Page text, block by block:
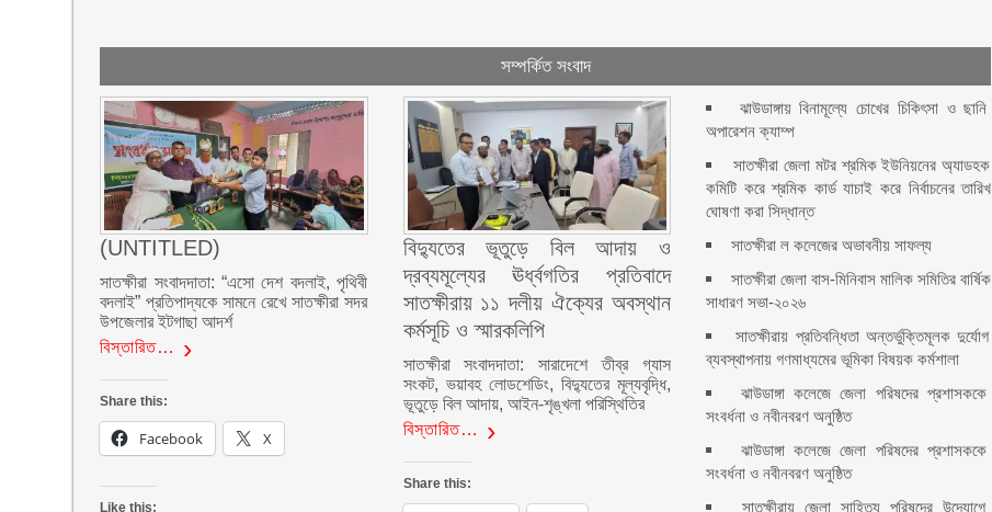
সম্পর্কিত সংবাদ
(UNTITLED)
সাতক্ষীরা সংবাদদাতা: “এসো দেশ বদলাই, পৃথিবী
বদলাই” প্রতিপাদ্যকে সামনে রেখে সাতক্ষীরা সদর
উপজেলার ইটগাছা আদর্শ
বিস্তারিত…
Share this:
Facebook X
Like this:
বিদ্যুতের ভূতুড়ে বিল আদায় ও
দ্রব্যমূল্যের ঊর্ধ্বগতির প্রতিবাদে
সাতক্ষীরায় ১১ দলীয় ঐক্যের অবস্থান
কর্মসূচি ও স্মারকলিপি
সাতক্ষীরা সংবাদদাতা: সারাদেশে তীব্র গ্যাস
সংকট, ভয়াবহ লোডশেডিং, বিদ্যুতের মূল্যবৃদ্ধি,
ভূতুড়ে বিল আদায়, আইন-শৃঙ্খলা পরিস্থিতির
বিস্তারিত…
Share this:
ঝাউডাঙ্গায় বিনামূল্যে চোখের চিকিৎসা ও ছানি
অপারেশন ক্যাম্প
সাতক্ষীরা জেলা মটর শ্রমিক ইউনিয়নের অ্যাডহক
কমিটি করে শ্রমিক কার্ড যাচাই করে নির্বাচনের তারিখ
ঘোষণা করা সিদ্ধান্ত
সাতক্ষীরা ল কলেজের অভাবনীয় সাফল্য
সাতক্ষীরা জেলা বাস-মিনিবাস মালিক সমিতির বার্ষিক
সাধারণ সভা-২০২৬
সাতক্ষীরায় প্রতিবন্ধিতা অন্তর্ভুক্তিমূলক দুর্যোগ
ব্যবস্থাপনায় গণমাধ্যমের ভূমিকা বিষয়ক কর্মশালা
ঝাউডাঙ্গা কলেজে জেলা পরিষদের প্রশাসককে
সংবর্ধনা ও নবীনবরণ অনুষ্ঠিত
ঝাউডাঙ্গা কলেজে জেলা পরিষদের প্রশাসককে
সংবর্ধনা ও নবীনবরণ অনুষ্ঠিত
সাতক্ষীরায় জেলা সাহিত্য পরিষদের উদ্যোগে